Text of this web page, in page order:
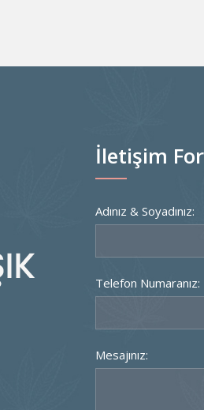
İletişim
Adınız & Soyadınız:
Telefon Numaranız:
Mesajınız: